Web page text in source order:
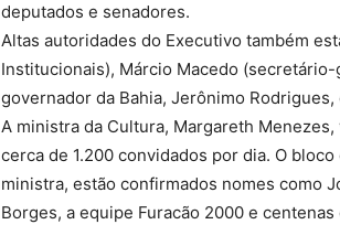
deputados e senadores.
Altas autoridades do Executivo também
Institucionais), Márcio Macedo
governador da Bahia, Jerônimo
A ministra da Cultura, Margareth
cerca de 1.200 convidados por dia. O
ministra, estão confirmados nomes como
Borges, a equipe Furacão 2000 e centenas